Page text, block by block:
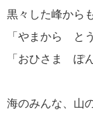
黒々した峰からも
「やまから と
「おひさま ぽん
海のみんな、山